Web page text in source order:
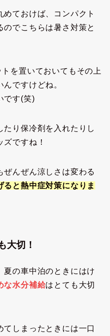
ておけば、コンパクト
でこちらは暑さ対策と
を置いておいてもその上
ですけどね。
です(笑)
たり保冷剤を入れたりし
ですね！
ぜんぜん涼しさは変わる
と熱中症対策になりま
大切！
夏の車中泊のときにはけ
な水分補給はとても大切
しまったときには一口